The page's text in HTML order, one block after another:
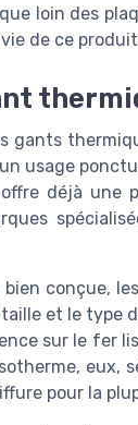
loin des
de ce
gants
usage
déjà une
conçue,
et le type
sur le fer
eux,
pour la